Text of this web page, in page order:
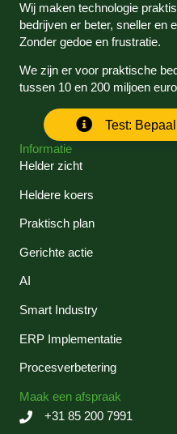
Wij maken technologie
bedrijven er beter, sneller en
Zonder gedoe en frustratie.
We zijn er voor praktische
tussen 10 en 200 miljoen
Test:
Informatie
Helder zicht
Heldere koers
Praktisch plan
Gerichte actie
AI
Smart Industry
ERP Implementatie
Procesverbetering
Maak een afspraak
+31 85 200 7991